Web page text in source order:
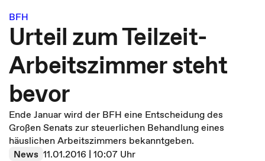
BFH
Urteil zum Teilzeit-
Arbeitszimmer steht
bevor
Ende Januar wird der BFH eine Entscheidung des
Großen Senats zur steuerlichen Behandlung eines
häuslichen Arbeitszimmers bekanntgeben.
News 11.01.2016 | 10:07 Uhr